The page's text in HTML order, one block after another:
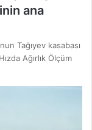
ana
Tağıyev kasabası
Ağırlık Ölçüm